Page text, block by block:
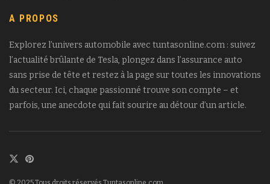
A PROPOS
Explorez l’univers automobile avec tuntasonline.com : suivez
l’actualité brûlante de Tesla, plongez dans l’assurance auto
sans prise de tête et restez à la page sur toutes les innovations
du secteur. Ici, chaque passionné trouve son compte – et
parfois, une anecdote qui fait sourire au détour d’un article.